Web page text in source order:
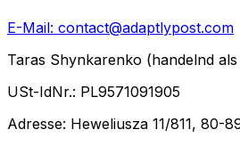
E-Mail: contact@adaptlypost.com
Taras Shynkarenko (handelnd
USt-IdNr.: PL9571091905
Adresse: Heweliusza 11/811, 80-